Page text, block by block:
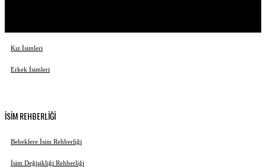
Kız İsimleri
Erkek İsimleri
İSİM REHBERLİĞİ
Bebeklere İsim Rehberliği
İsim Değişikliği Rehberliği